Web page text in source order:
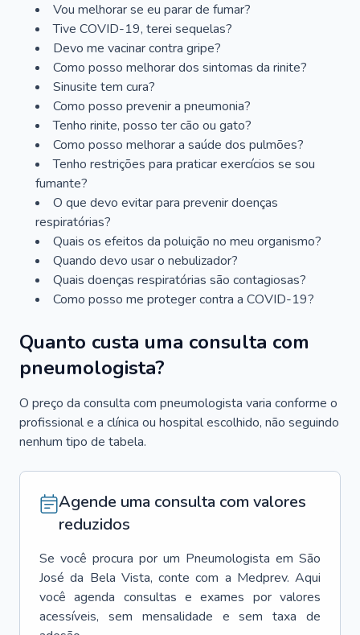
Vou melhorar se eu parar de fumar?
Tive COVID-19, terei sequelas?
Devo me vacinar contra gripe?
Como posso melhorar dos sintomas da rinite?
Sinusite tem cura?
Como posso prevenir a pneumonia?
Tenho rinite, posso ter cão ou gato?
Como posso melhorar a saúde dos pulmões?
Tenho restrições para praticar exercícios se sou
fumante?
O que devo evitar para prevenir doenças
respiratórias?
Quais os efeitos da poluição no meu organismo?
Quando devo usar o nebulizador?
Quais doenças respiratórias são contagiosas?
Como posso me proteger contra a COVID-19?
Quanto custa uma consulta com
pneumologista?
O preço da consulta com pneumologista varia conforme o
profissional e a clínica ou hospital escolhido, não seguindo
nenhum tipo de tabela.
Agende uma consulta com valores
reduzidos
Se você procura por um Pneumologista em São
José da Bela Vista, conte com a Medprev. Aqui
você agenda consultas e exames por valores
acessíveis, sem mensalidade e sem taxa de